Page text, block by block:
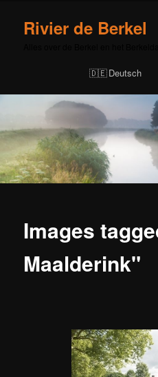
Rivier de Berkel
Deutsch
Images
Maalderink"